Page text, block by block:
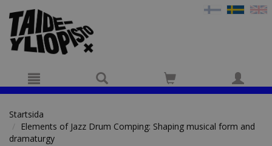
Startsida
Elements of Jazz Drum Comping: Shaping musical form and
dramaturgy